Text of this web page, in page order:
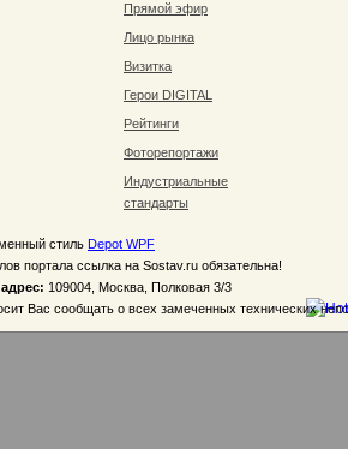
Прямой эфир
Лицо рынка
Визитка
Герои DIGITAL
Рейтинги
Фоторепортажи
Индустриальные
стандарты
стиль Depot WPF
портала ссылка на Sostav.ru обязательна!
адрес: 109004, Москва, Полковая 3/3
Вас сообщать о всех замеченных технических